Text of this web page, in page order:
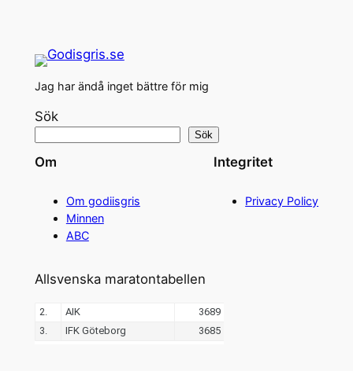
Jag har ändå inget bättre för mig
Sök
Sök
Om
Om godiisgris
Minnen
ABC
Integritet
Privacy Policy
Allsvenska maratontabellen